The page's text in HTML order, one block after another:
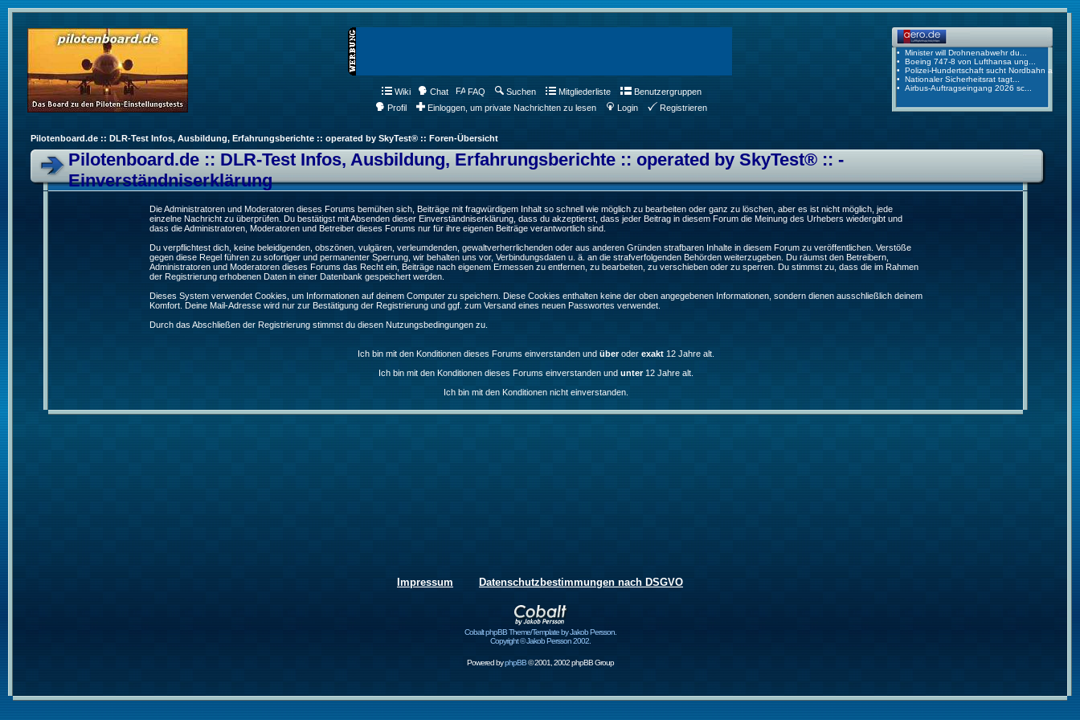
Wiki Chat FAQ Suchen Mitgliederliste
Benutzergruppen
Profil
Einloggen, um private Nachrichten zu lesen Login Registrieren
Pilotenboard.de :: DLR-Test Infos, Ausbildung, Erfahrungsberichte :: operated by SkyTest® :: Foren-Übersicht
Pilotenboard.de :: DLR-Test Infos, Ausbildung, Erfahrungsberichte :: operated by SkyTest® :: -
Einverständniserklärung
Die Administratoren und Moderatoren dieses Forums bemühen sich, Beiträge mit fragwürdigem Inhalt so schnell wie möglich zu bearbeiten oder ganz zu löschen, aber es ist nicht möglich, jede
einzelne Nachricht zu überprüfen. Du bestätigst mit Absenden dieser Einverständniserklärung, dass du akzeptierst, dass jeder Beitrag in diesem Forum die Meinung des Urhebers wiedergibt und
dass die Administratoren, Moderatoren und Betreiber dieses Forums nur für ihre eigenen Beiträge verantwortlich sind.
Du verpflichtest dich, keine beleidigenden, obszönen, vulgären, verleumdenden, gewaltverherrlichenden oder aus anderen Gründen strafbaren Inhalte in diesem Forum zu veröffentlichen. Verstöße
gegen diese Regel führen zu sofortiger und permanenter Sperrung, wir behalten uns vor, Verbindungsdaten u. ä. an die strafverfolgenden Behörden weiterzugeben. Du räumst den Betreibern,
Administratoren und Moderatoren dieses Forums das Recht ein, Beiträge nach eigenem Ermessen zu entfernen, zu bearbeiten, zu verschieben oder zu sperren. Du stimmst zu, dass die im Rahmen
der Registrierung erhobenen Daten in einer Datenbank gespeichert werden.
Dieses System verwendet Cookies, um Informationen auf deinem Computer zu speichern. Diese Cookies enthalten keine der oben angegebenen Informationen, sondern dienen ausschließlich deinem
Komfort. Deine Mail-Adresse wird nur zur Bestätigung der Registrierung und ggf. zum Versand eines neuen Passwortes verwendet.
Durch das Abschließen der Registrierung stimmst du diesen Nutzungsbedingungen zu.
Ich bin mit den Konditionen dieses Forums einverstanden und überoder exakt12 Jahre alt.
Ich bin mit den Konditionen dieses Forums einverstanden und unter12 Jahre alt.
Ich bin mit den Konditionen nicht einverstanden.
Impressum Datenschutzbestimmungen nach DSGVO
Cobalt phpBB Theme/Template by Jakob Persson.
Copyright © Jakob Persson 2002.
Powered byphpBB© 2001, 2002 phpBB Group